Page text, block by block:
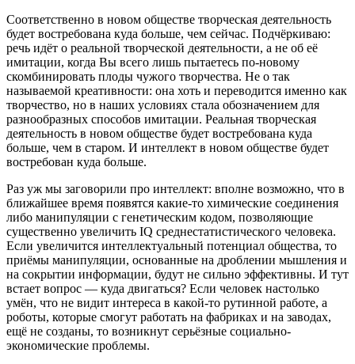
Соответственно в новом обществе творческая деятельность
будет востребована куда больше, чем сейчас. Подчёркиваю:
речь идёт о реальной творческой деятельности, а не об её
имитации, когда Вы всего лишь пытаетесь по-новому
скомбинировать плоды чужого творчества. Не о так
называемой креативности: она хоть и переводится именно как
творчество, но в наших условиях стала обозначением для
разнообразных способов имитации. Реальная творческая
деятельность в новом обществе будет востребована куда
больше, чем в старом. И интеллект в новом обществе будет
востребован куда больше.
Раз уж мы заговорили про интеллект: вполне возможно, что в
ближайшее время появятся какие-то химические соединения
либо манипуляции с генетическим кодом, позволяющие
существенно увеличить IQ среднестатистического человека.
Если увеличится интеллектуальный потенциал общества, то
приёмы манипуляции, основанные на дроблении мышления и
на сокрытии информации, будут не сильно эффективны. И тут
встает вопрос — куда двигаться? Если человек настолько
умён, что не видит интереса в какой-то рутинной работе, а
роботы, которые смогут работать на фабриках и на заводах,
ещё не созданы, то возникнут серьёзные социально-
экономические проблемы.